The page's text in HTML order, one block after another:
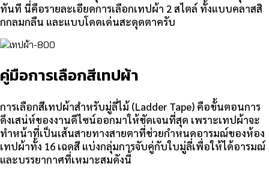
ทันที นี่คือรายละเอียดการเลือกเทปผ้า 2 สไตล์ ทั้งแบบคลาสสิ
กกลมกลืน และแบบโดดเด่นสะดุดตาครับ
คู่มือการเลือกสีเทปผ้า
การเลือกสีเทปผ้าสำหรับมู่ลี่ไม้ (Ladder Tape) คือขั้นตอนการ
ดึงเสน่ห์ของงานดีไซน์ออกมาให้ชัดเจนที่สุด เพราะเทปผ้าจะ
ทำหน้าที่เป็นเส้นสายทางสายตาที่ช่วยกำหนดอารมณ์ของห้อง
เทปผ้าทั้ง 16 เฉดสี แบ่งกลุ่มการจับคู่กับใบมู่ลี่เพื่อให้ได้อารมณ์
และบรรยากาศที่เหมาะสมดังนี้